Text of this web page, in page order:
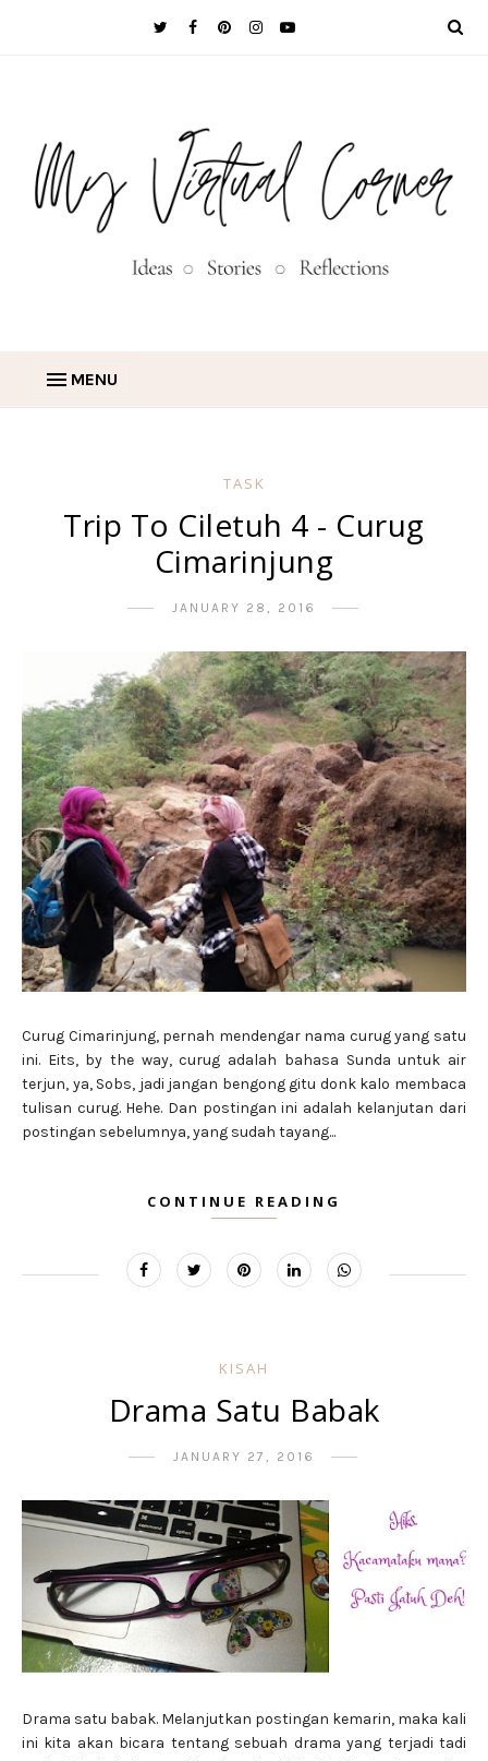
MENU
TASK
Trip To Ciletuh 4 - Curug
Cimarinjung
JANUARY 28, 2016
Curug Cimarinjung, pernah mendengar nama curug yang satu
ini. Eits, by the way, curug adalah bahasa Sunda untuk air
terjun, ya, Sobs, jadi jangan bengong gitu donk kalo membaca
tulisan curug. Hehe. Dan postingan ini adalah kelanjutan dari
postingan sebelumnya, yang sudah tayang...
CONTINUE READING
KISAH
Drama Satu Babak
JANUARY 27, 2016
Drama satu babak. Melanjutkan postingan kemarin, maka kali
ini kita akan bicara tentang sebuah drama yang terjadi tadi